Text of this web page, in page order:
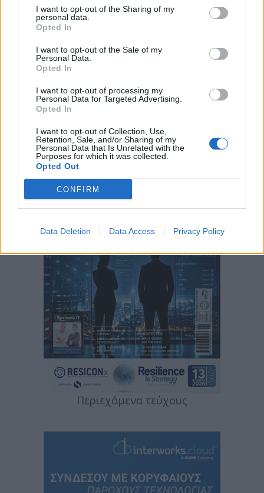
I want to opt-out of the Sharing of my
personal data.
Opted In
I want to opt-out of the Sale of my
Personal Data.
Opted In
I want to opt-out of processing my
Personal Data for Targeted Advertising.
Opted In
I want to opt-out of Collection, Use,
Retention, Sale, and/or Sharing of my
Personal Data that Is Unrelated with the
Purposes for which it was collected.
Opted Out
CONFIRM
Data Deletion Data Access Privacy Policy
το cloud-first χαρτοφυλάκιο της SAS
ΤΕΛΕΥΤΑΙΟ ΤΕΥΧΟΣ
Περιεχόμενα τεύχους